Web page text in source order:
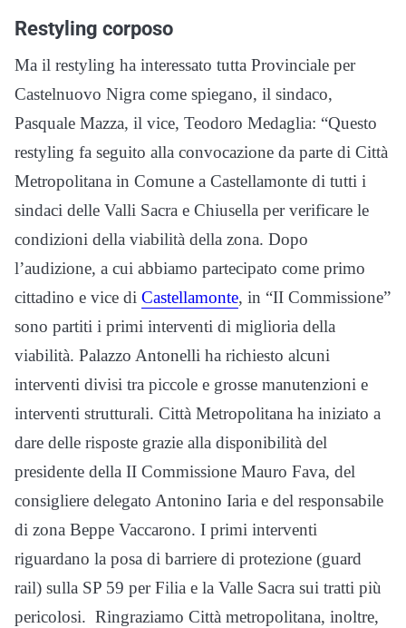
Restyling corposo
Ma il restyling ha interessato tutta Provinciale per
Castelnuovo Nigra come spiegano, il sindaco,
Pasquale Mazza, il vice, Teodoro Medaglia: “Questo
restyling fa seguito alla convocazione da parte di Città
Metropolitana in Comune a Castellamonte di tutti i
sindaci delle Valli Sacra e Chiusella per verificare le
condizioni della viabilità della zona. Dopo
l’audizione, a cui abbiamo partecipato come primo
cittadino e vice di Castellamonte, in “II Commissione”
sono partiti i primi interventi di miglioria della
viabilità. Palazzo Antonelli ha richiesto alcuni
interventi divisi tra piccole e grosse manutenzioni e
interventi strutturali. Città Metropolitana ha iniziato a
dare delle risposte grazie alla disponibilità del
presidente della II Commissione Mauro Fava, del
consigliere delegato Antonino Iaria e del responsabile
di zona Beppe Vaccarono. I primi interventi
riguardano la posa di barriere di protezione (guard
rail) sulla SP 59 per Filia e la Valle Sacra sui tratti più
pericolosi. Ringraziamo Città metropolitana, inoltre,